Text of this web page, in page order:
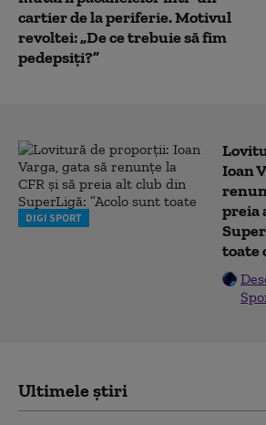
cartier de la periferie. Motivul
revoltei: „De ce trebuie să fim
pedepsiți?”
DIGI SPORT
Ioan
preia
toate
Ultimele știri